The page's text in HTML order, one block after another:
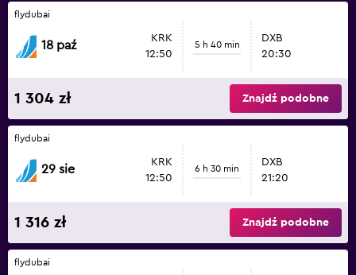
flydubai
18 paź
KRK
12:50
5 h 40 min
DXB
20:30
1 304 zł Znajdź podobne
flydubai
29 sie
KRK
12:50
6 h 30 min
DXB
21:20
1 316 zł Znajdź podobne
flydubai